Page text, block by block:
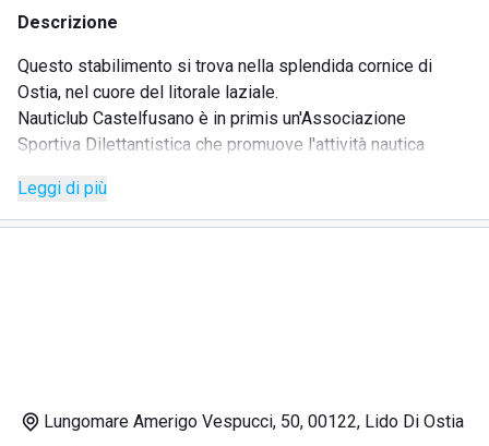
Descrizione
Questo stabilimento si trova nella splendida cornice di
Ostia, nel cuore del litorale laziale.
Nauticlub Castelfusano è in primis un'Associazione
Sportiva Dilettantistica che promuove l'attività nautica
avvicinarsi al mondo della vela, con relativo riconoscimento
della Federazione Italiana Vela. Ogni insegnante è abilitato
per intrattenere i più piccoli durante la giornata.
Leggi di più
Lungomare Amerigo Vespucci, 50, 00122, Lido Di Ostia